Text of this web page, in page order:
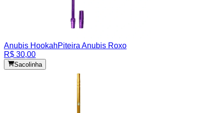
Anubis HookahPiteira Anubis Roxo
R$ 30,00
Sacolinha